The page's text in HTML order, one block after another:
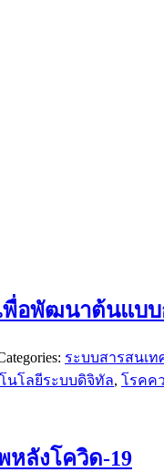
อพัฒนาต้นแบ
ระบบสารสนเ
นโลยีระบบดิจิทัล, โรคค
หลังโควิด-19